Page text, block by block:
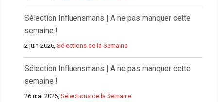
Sélection Influensmans | A ne pas manquer cette
semaine !
2 juin 2026,Sélections de la Semaine
Sélection Influensmans | A ne pas manquer cette
semaine !
26 mai 2026,Sélections de la Semaine